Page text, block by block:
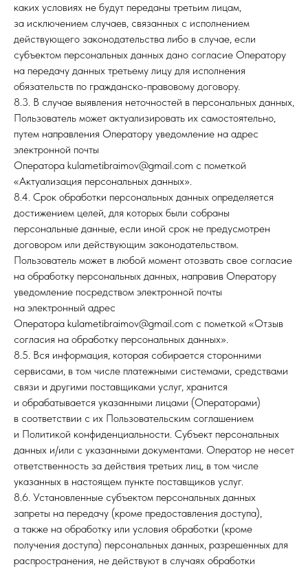
каких условиях не будут переданы третьим лицам,
за исключением случаев, связанных с исполнением
действующего законодательства либо в случае, если
субъектом персональных данных дано согласие Оператору
на передачу данных третьему лицу для исполнения
обязательств по гражданско-правовому договору.
8.3. В случае выявления неточностей в персональных данных,
Пользователь может актуализировать их самостоятельно,
путем направления Оператору уведомление на адрес
электронной почты
Оператора kulametibraimov@gmail.com с пометкой
«Актуализация персональных данных».
8.4. Срок обработки персональных данных определяется
достижением целей, для которых были собраны
персональные данные, если иной срок не предусмотрен
договором или действующим законодательством.
Пользователь может в любой момент отозвать свое согласие
на обработку персональных данных, направив Оператору
уведомление посредством электронной почты
на электронный адрес
Оператора kulametibraimov@gmail.com с пометкой «Отзыв
согласия на обработку персональных данных».
8.5. Вся информация, которая собирается сторонними
сервисами, в том числе платежными системами, средствами
связи и другими поставщиками услуг, хранится
и обрабатывается указанными лицами (Операторами)
в соответствии с их Пользовательским соглашением
и Политикой конфиденциальности. Субъект персональных
данных и/или с указанными документами. Оператор не несет
ответственность за действия третьих лиц, в том числе
указанных в настоящем пункте поставщиков услуг.
8.6. Установленные субъектом персональных данных
запреты на передачу (кроме предоставления доступа),
а также на обработку или условия обработки (кроме
получения доступа) персональных данных, разрешенных для
распространения, не действуют в случаях обработки